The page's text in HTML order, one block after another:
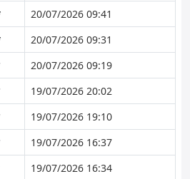
20/07/2026 09:41
20/07/2026 09:31
20/07/2026 09:19
19/07/2026 20:02
19/07/2026 19:10
19/07/2026 16:37
19/07/2026 16:34